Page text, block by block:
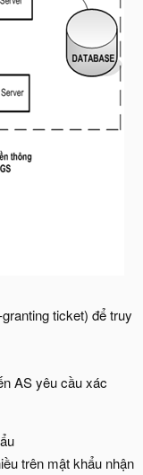
ticket) để truy
AS yêu cầu xác
trên mật khẩu nhận